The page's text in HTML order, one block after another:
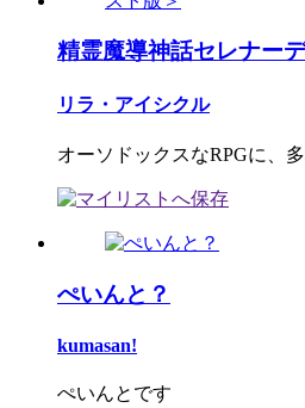
精霊魔導神話セレナー
リラ・アイシクル
オーソドックスなRPGに、
ぺいんと？
kumasan!
ぺいんとです